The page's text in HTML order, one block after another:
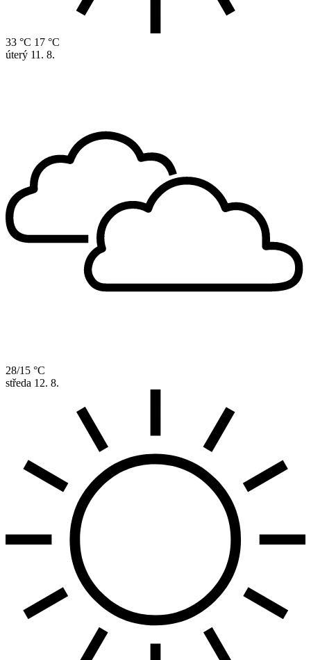
33 °C 17 °C
úterý 11. 8.
28/15 °C
středa 12. 8.